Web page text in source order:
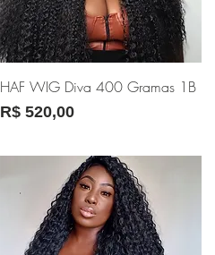
Visualização rápida
HAF WIG Diva 400 Gramas 1B
Preço
R$ 520,00